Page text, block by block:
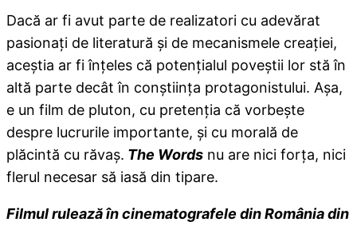
Dacă ar fi avut parte de realizatori cu adevărat
pasionaţi de literatură şi de mecanismele creaţiei,
aceştia ar fi înţeles că potenţialul poveştii lor stă în
altă parte decât în conştiinţa protagonistului. Aşa,
e un film de pluton, cu pretenţia că vorbeşte
despre lucrurile importante, şi cu morală de
plăcintă cu răvaş. The Words nu are nici forţa, nici
flerul necesar să iasă din tipare.
Filmul rulează în cinematografele din România din